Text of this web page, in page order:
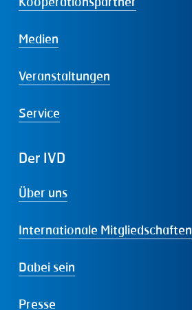
Medien
Veranstaltungen
Service
Der IVD
Über uns
Internationale Mitgliedschaften
Dabei sein
Presse